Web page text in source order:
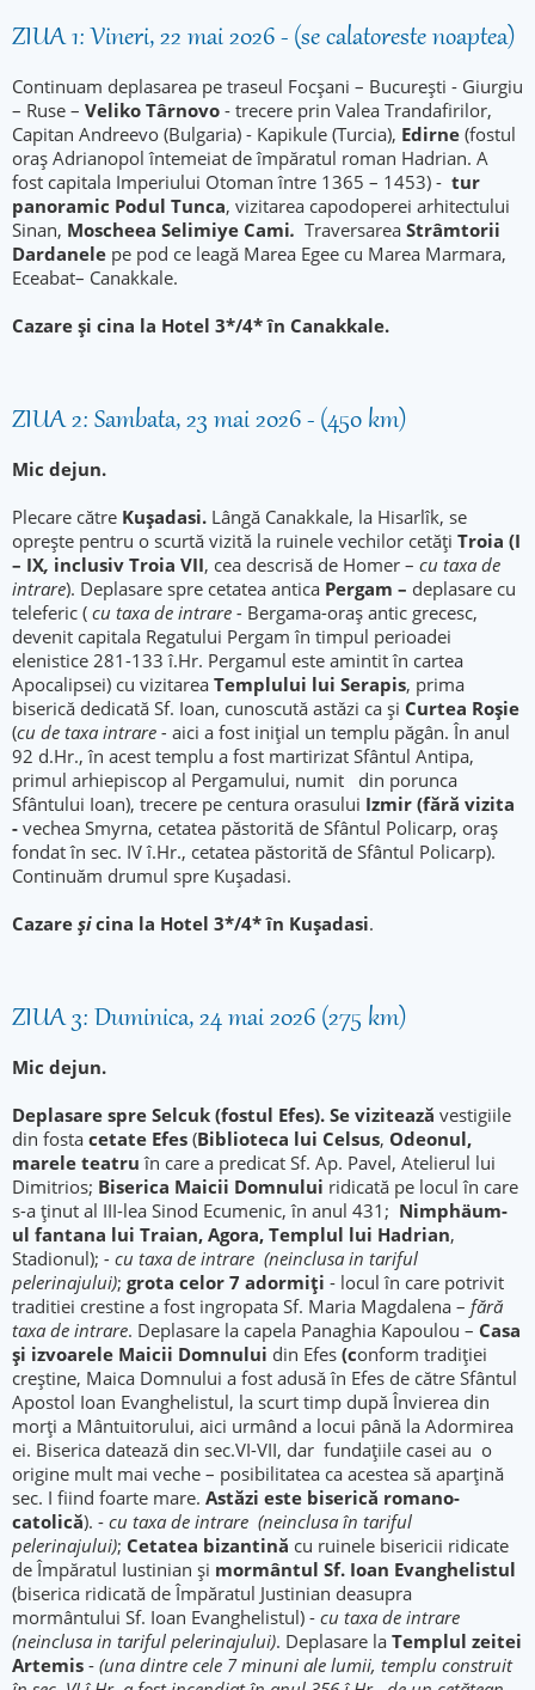
ZIUA 1: Vineri, 22 mai 2026 - (se calatoreste noaptea)
Continuam deplasarea pe traseul Focșani – București - Giurgiu
– Ruse – Veliko Târnovo - trecere prin Valea Trandafirilor,
Capitan Andreevo (Bulgaria) - Kapikule (Turcia), Edirne (fostul
oraș Adrianopol întemeiat de împăratul roman Hadrian. A
fost capitala Imperiului Otoman între 1365 – 1453) - tur
panoramic Podul Tunca, vizitarea capodoperei arhitectului
Sinan, Moscheea Selimiye Cami. Traversarea Strâmtorii
Dardanele pe pod ce leagă Marea Egee cu Marea Marmara,
Eceabat– Canakkale.
Cazare și cina la Hotel 3*/4* în Canakkale.
ZIUA 2: Sambata, 23 mai 2026 - (450 km)
Mic dejun.
Plecare către Kuşadasi. Lângă Canakkale, la Hisarlîk, se
oprește pentru o scurtă vizită la ruinele vechilor cetăți Troia (I
– IX, inclusiv Troia VII, cea descrisă de Homer – cu taxa de
intrare). Deplasare spre cetatea antica Pergam – deplasare cu
teleferic ( cu taxa de intrare - Bergama-oraș antic grecesc,
devenit capitala Regatului Pergam în timpul perioadei
elenistice 281-133 î.Hr. Pergamul este amintit în cartea
Apocalipsei) cu vizitarea Templului lui Serapis, prima
biserică dedicată Sf. Ioan, cunoscută astăzi ca și Curtea Roșie
(cu de taxa intrare - aici a fost iniţial un templu păgân. În anul
92 d.Hr., în acest templu a fost martirizat Sfântul Antipa,
primul arhiepiscop al Pergamului, numit din porunca
Sfântului Ioan), trecere pe centura orasului Izmir (fără vizita
- vechea Smyrna, cetatea păstorită de Sfântul Policarp, oraş
fondat în sec. IV î.Hr., cetatea păstorită de Sfântul Policarp).
Continuăm drumul spre Kuşadasi.
Cazare șicina la Hotel 3*/4* în Kuşadasi.
ZIUA 3: Duminica, 24 mai 2026 (275 km)
Mic dejun.
Deplasare spre Selcuk (fostul Efes). Se vizitează vestigiile
din fosta cetate Efes (Biblioteca lui Celsus, Odeonul,
marele teatru în care a predicat Sf. Ap. Pavel, Atelierul lui
Dimitrios; Biserica Maicii Domnului ridicată pe locul în care
s-a ţinut al III-lea Sinod Ecumenic, în anul 431; Nimphäum-
ul fantana lui Traian, Agora, Templul lui Hadrian,
Stadionul); - cu taxa de intrare (neinclusa in tariful
pelerinajului); grota celor 7 adormiți - locul în care potrivit
traditiei crestine a fost ingropata Sf. Maria Magdalena – fără
taxa de intrare. Deplasare la capela Panaghia Kapoulou – Casa
și izvoarele Maicii Domnului din Efes (conform tradiţiei
creştine, Maica Domnului a fost adusă în Efes de către Sfântul
Apostol Ioan Evanghelistul, la scurt timp după Învierea din
morţi a Mântuitorului, aici urmând a locui până la Adormirea
ei. Biserica datează din sec.VI-VII, dar fundaţiile casei au o
origine mult mai veche – posibilitatea ca acestea să aparţină
sec. I fiind foarte mare. Astăzi este biserică romano-
catolică). - cu taxa de intrare (neinclusa în tariful
pelerinajului); Cetatea bizantină cu ruinele bisericii ridicate
de Împăratul Iustinian şi mormântul Sf. Ioan Evanghelistul
(biserica ridicată de Împăratul Justinian deasupra
mormântului Sf. Ioan Evanghelistul) - cu taxa de intrare
(neinclusa in tariful pelerinajului). Deplasare la Templul zeitei
Artemis - (una dintre cele 7 minuni ale lumii, templu construit